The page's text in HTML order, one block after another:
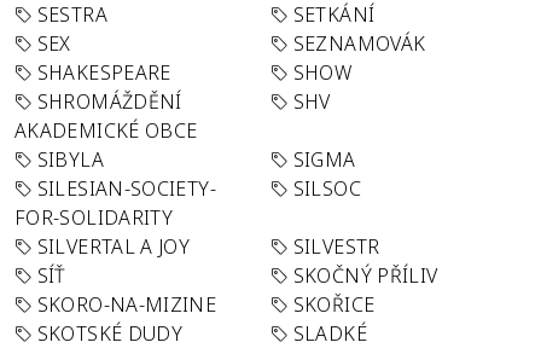
SESTRA
SETKÁNÍ
SEX
SEZNAMOVÁK
SHAKESPEARE
SHOW
SHROMÁŽDĚNÍ
AKADEMICKÉ OBCE
SHV
SIBYLA
SIGMA
SILESIAN-SOCIETY-
FOR-SOLIDARITY
SILSOC
SILVERTAL A JOY
SILVESTR
SÍŤ
SKOČNÝ PŘÍLIV
SKORO-NA-MIZINE
SKOŘICE
SKOTSKÉ DUDY
SLADKÉ